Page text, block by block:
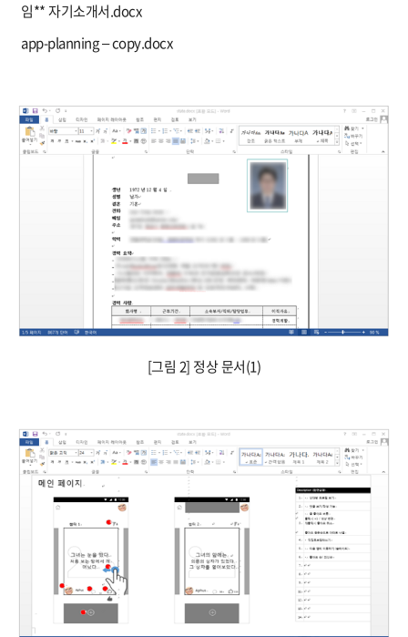
 임** 자기소개서.docx
 app-planning – copy.docx
[그림 2] 정상 문서(1)